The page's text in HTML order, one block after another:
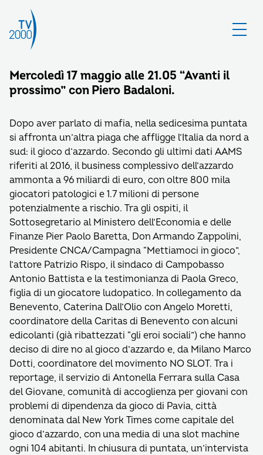
Mercoledì 17 maggio alle 21.05 “Avanti il
prossimo” con Piero Badaloni.
Dopo aver parlato di mafia, nella sedicesima puntata
si affronta un’altra piaga che affligge l’Italia da nord a
sud: il gioco d’azzardo. Secondo gli ultimi dati AAMS
riferiti al 2016, il business complessivo dell’azzardo
ammonta a 96 miliardi di euro, con oltre 800 mila
giocatori patologici e 1.7 milioni di persone
potenzialmente a rischio. Tra gli ospiti, il
Sottosegretario al Ministero dell’Economia e delle
Finanze Pier Paolo Baretta, Don Armando Zappolini,
Presidente CNCA/Campagna “Mettiamoci in gioco”,
l’attore Patrizio Rispo, il sindaco di Campobasso
Antonio Battista e la testimonianza di Paola Greco,
figlia di un giocatore ludopatico. In collegamento da
Benevento, Caterina Dall’Olio con Angelo Moretti,
coordinatore della Caritas di Benevento con alcuni
edicolanti (già ribattezzati “gli eroi sociali”) che hanno
deciso di dire no al gioco d’azzardo e, da Milano Marco
Dotti, coordinatore del movimento NO SLOT. Tra i
reportage, il servizio di Antonella Ferrara sulla Casa
del Giovane, comunità di accoglienza per giovani con
problemi di dipendenza da gioco di Pavia, città
denominata dal New York Times come capitale del
gioco d’azzardo, con una media di una slot machine
ogni 104 abitanti. In chiusura di puntata, un’intervista